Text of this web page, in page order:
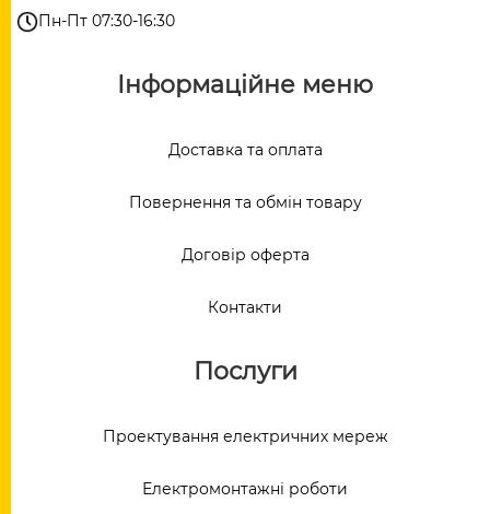
Пн-Пт 07:30-16:30
Інформаційне меню
Доставка та оплата
Повернення та обмін товару
Договір оферта
Контакти
Послуги
Проектування електричних мереж
Електромонтажні роботи